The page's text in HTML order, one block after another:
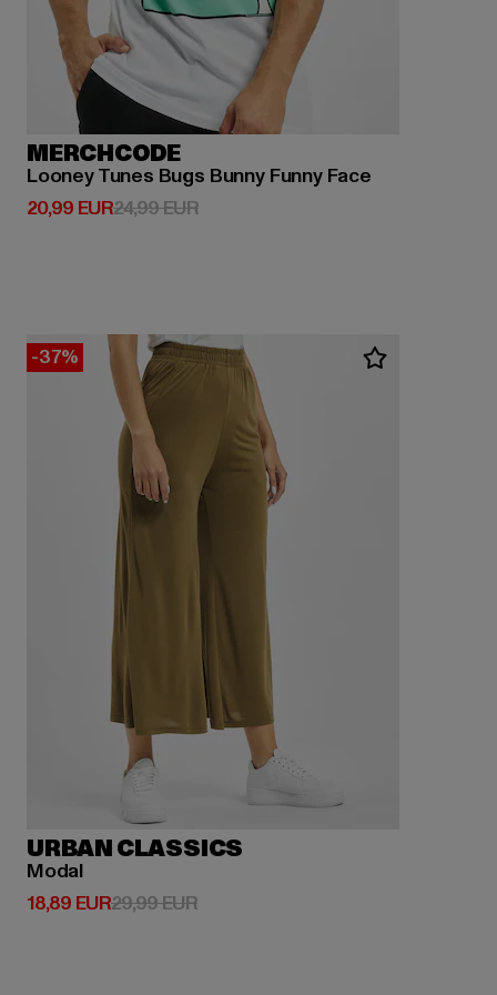
MERCHCODE
Looney Tunes Bugs Bunny Funny Face
20,99 EUR
Derzeitiger Preis: 20,99 EUR
24,99 EURAktionspreis: 24,99 EUR
-37%
URBAN CLASSICS
Modal
18,89 EUR
Derzeitiger Preis: 18,89 EUR
29,99 EURAktionspreis: 29,99 EUR